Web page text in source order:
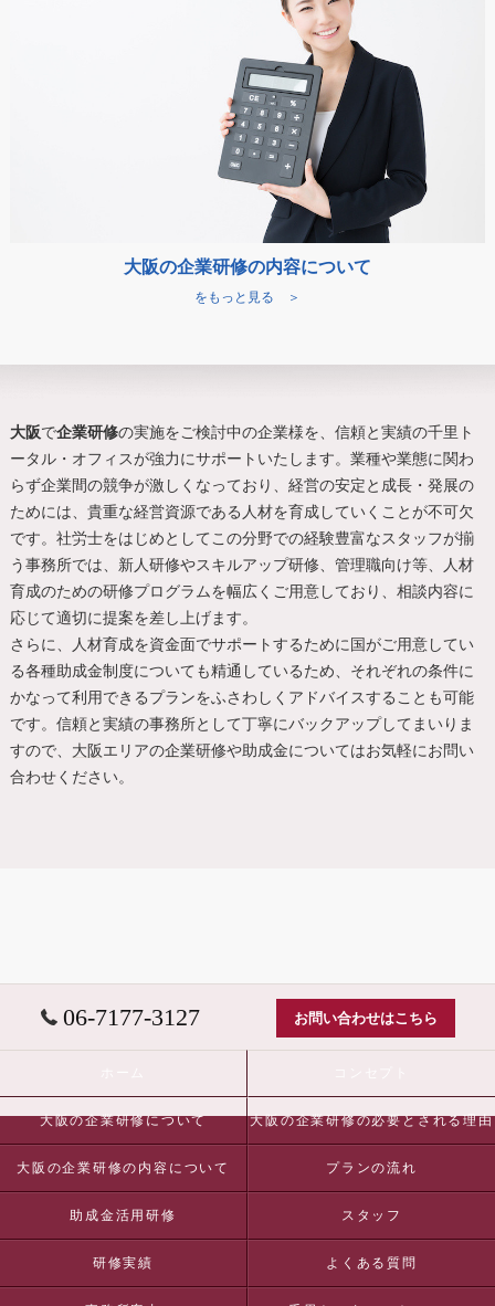
大阪の企業研修の内容について
をもっと見る ＞
大阪で企業研修の実施をご検討中の企業様を、信頼と実績の千里ト
ータル・オフィスが強力にサポートいたします。業種や業態に関わ
らず企業間の競争が激しくなっており、経営の安定と成長・発展の
ためには、貴重な経営資源である人材を育成していくことが不可欠
です。社労士をはじめとしてこの分野での経験豊富なスタッフが揃
う事務所では、新人研修やスキルアップ研修、管理職向け等、人材
育成のための研修プログラムを幅広くご用意しており、相談内容に
応じて適切に提案を差し上げます。
さらに、人材育成を資金面でサポートするために国がご用意してい
る各種助成金制度についても精通しているため、それぞれの条件に
かなって利用できるプランをふさわしくアドバイスすることも可能
です。信頼と実績の事務所として丁寧にバックアップしてまいりま
すので、 大阪 エリアの企業研修や助成金についてはお気軽にお問い
合わせください。
06-7177-3127 お問い合わせはこちら
大阪の企業研修について 大阪の企業研修の必要とされる理由
大阪の企業研修の内容について プランの流れ
助成金活用研修 スタッフ
研修実績 よくある質問